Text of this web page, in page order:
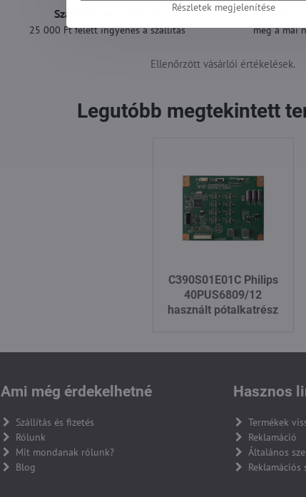
Szállítás csak 1490 Ft
25 000 Ft felett ingyenes a szállítás
A 12:00
még a mai
Ellenőrzött vásárlói értékelések.
Legutóbb megtekintett
C390S01E01C Philips
40PUS6809/12
használt pótalkatrész
Ami még érdekelhetné
Szállítás és fizetés
Rólunk
Mit mondanak rólunk?
Blog
Hasznos
Termékek
Reklamáció
Általános
Reklamációs
Részletek megjelenítése